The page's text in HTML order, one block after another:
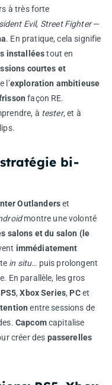
à très forte
Evil, Street Fighter—
. En pratique, cela signifie
installéestout en
courtes et
l’exploration ambitieuse
façon RE.
à tester, et à
bi-
Outlanderset
montre une volonté
salons et du salon (le
immédiatement
in situ… puis prolongent
En parallèle, les gros
PS5,Xbox Series, PCet
entre sessions de
Capcomcapitalise
créer des passerelles